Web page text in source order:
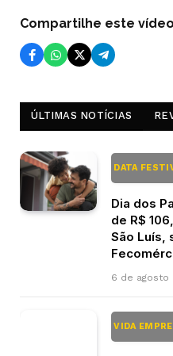
Compartilhe este
ÚLTIMAS NOTÍCIAS
DATA
Dia dos
de R$
São Luís,
6 de agosto
VIDA